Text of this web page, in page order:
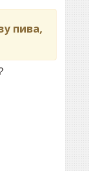
пива,